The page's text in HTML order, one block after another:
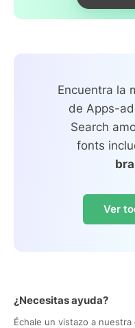
Encuentra la
de Apps-
Search
fonts
Ver
¿Necesitas ayuda?
Échale un vistazo a nuestra